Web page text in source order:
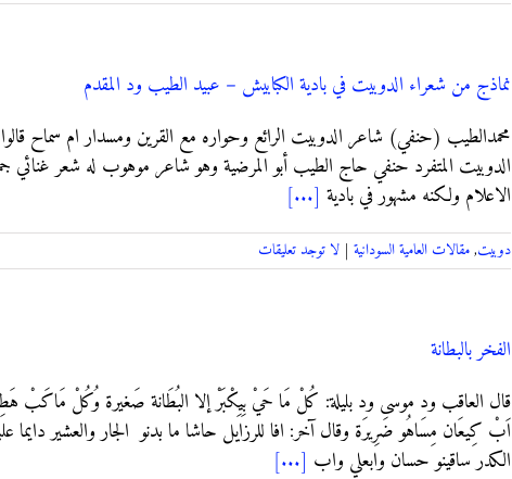
نماذج من شعراء الدوبيت في بادية الكبابيش – عبيد الطيب ود المقدم
محمدالطيب (حنفي) شاعر الدوبيت الرائع وحواره مع القرين ومسدار ام سماح
الدوبيت المتفرد حنفي حاج الطيب أبو المرضية وهو شاعر موهوب له شعر غنائي
الاعلام ولكنه مشهور في بادية [...]
دوبيت,مقالات العامية السودانية | لا توجد تعليقات
الفخر بالبطانة
قال العاقب ود موسى ود بليلة: كُلْ مَا حَيْ بِيِكْبَرْ إلا البُطَانة صَغيرة وُكُلْ مَاكَبْ
اَبْ كِيعَان مِسَاهُو ضَرِيرَة وقال آخر: افا للرزايل حاشا ما بدنو الجار والعشير
الكدر ساقينو حسان وابعلي واب [...]